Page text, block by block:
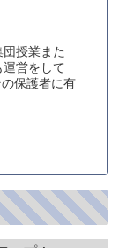
授業また
営をして
保護者に有